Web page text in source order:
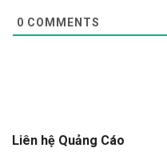
0 COMMENTS
Liên hệ Quảng Cáo